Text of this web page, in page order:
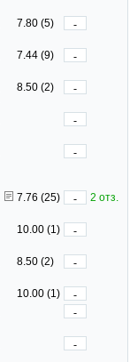
7.80 (5)
-
7.44 (9)
-
8.50 (2)
-
-
-
7.76 (25) -
2 отз.
10.00 (1)
-
8.50 (2)
-
10.00 (1)
-
-
-